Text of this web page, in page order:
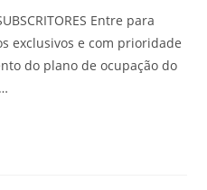
Entre para
exclusivos e com prioridade
do plano de ocupação do